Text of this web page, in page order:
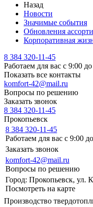
Назад
Новости
Значимые события
Обновления
Корпоративная
8 384 320-11-45
Работаем для вас с 9:00
Показать все контакты
komfort-42@mail.ru
Вопросы по решению
Заказать звонок
8 384 320-11-45
Прокопьевск
8 384 320-11-45
Работаем для вас с 9:00
Заказать звонок
komfort-42@mail.ru
Вопросы по решению
Город: Прокопьевск, ул.
Посмотреть на карте
Производство